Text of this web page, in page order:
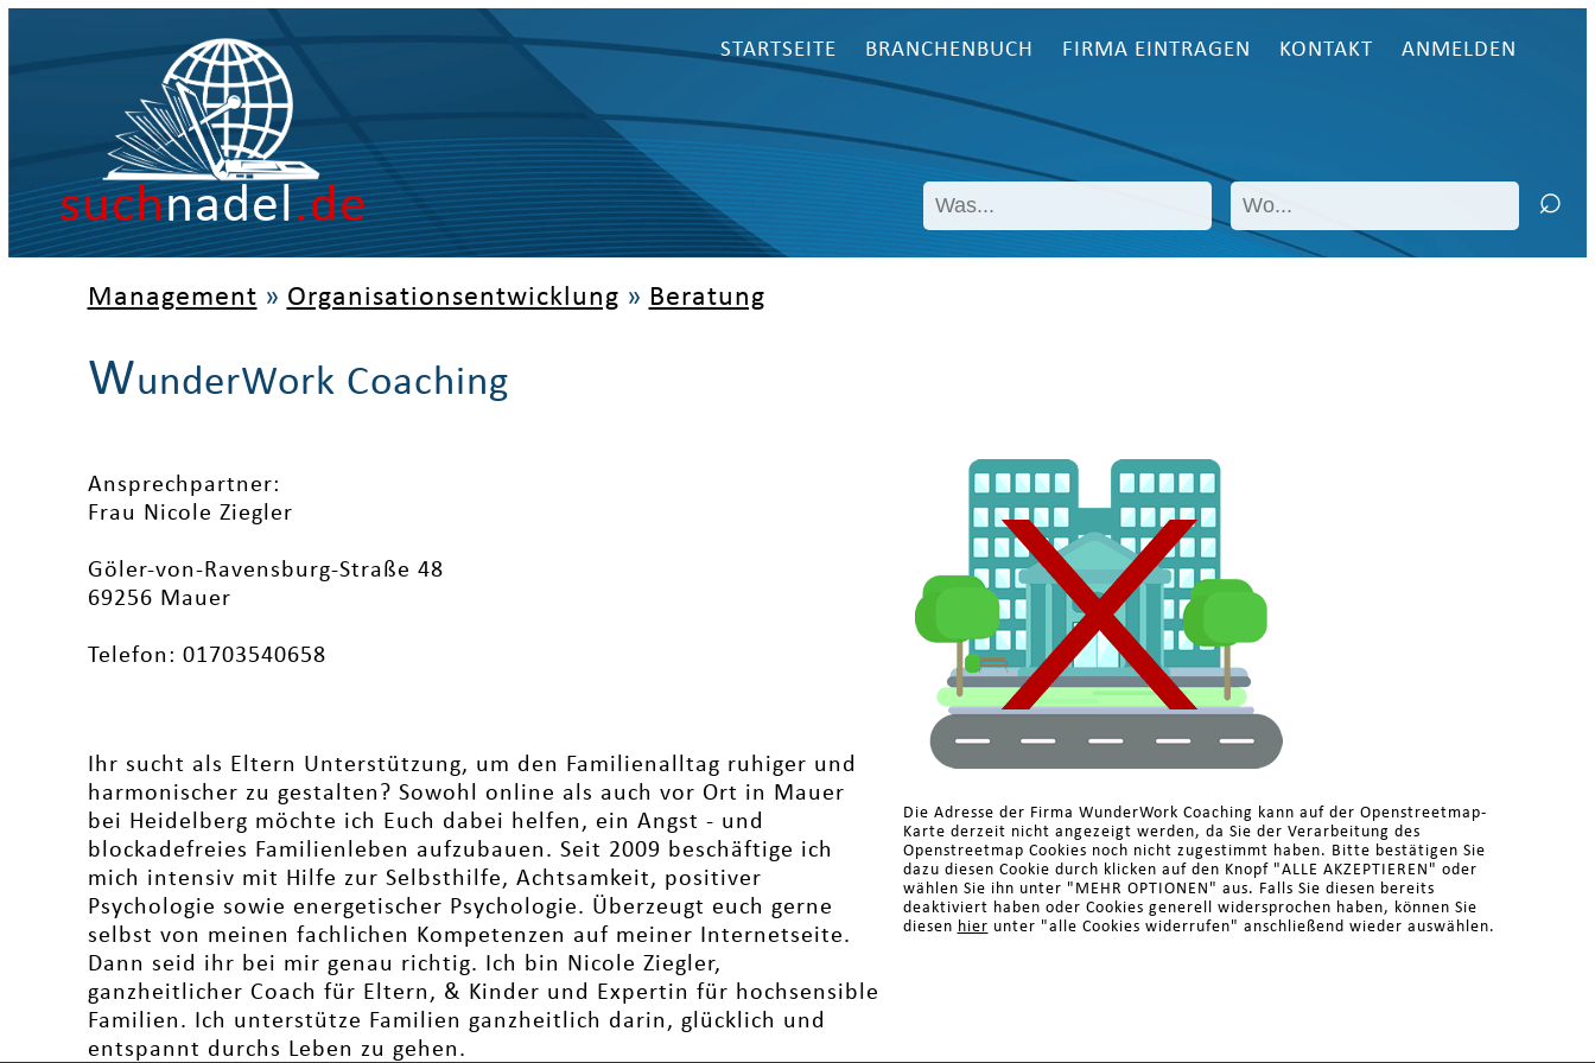
suchnadel.de
STARTSEITE BRANCHENBUCH FIRMA EINTRAGEN KONTAKT ANMELDEN
Management » Organisationsentwicklung » Beratung
WunderWork Coaching
Ansprechpartner:
Frau Nicole Ziegler
Göler-von-Ravensburg-Straße 48
69256 Mauer
Telefon: 01703540658
Ihr sucht als Eltern Unterstützung, um den Familienalltag ruhiger und
harmonischer zu gestalten? Sowohl online als auch vor Ort in Mauer
bei Heidelberg möchte ich Euch dabei helfen, ein Angst - und
blockadefreies Familienleben aufzubauen. Seit 2009 beschäftige ich
mich intensiv mit Hilfe zur Selbsthilfe, Achtsamkeit, positiver
Psychologie sowie energetischer Psychologie. Überzeugt euch gerne
selbst von meinen fachlichen Kompetenzen auf meiner Internetseite.
Dann seid ihr bei mir genau richtig. Ich bin Nicole Ziegler,
ganzheitlicher Coach für Eltern, & Kinder und Expertin für hochsensible
Familien. Ich unterstütze Familien ganzheitlich darin, glücklich und
entspannt durchs Leben zu gehen.
Die Adresse der Firma WunderWork Coaching kann auf der Openstreetmap-
Karte derzeit nicht angezeigt werden, da Sie der Verarbeitung des
Openstreetmap Cookies noch nicht zugestimmt haben. Bitte bestätigen Sie
dazu diesen Cookie durch klicken auf den Knopf "ALLE AKZEPTIEREN" oder
wählen Sie ihn unter "MEHR OPTIONEN" aus. Falls Sie diesen bereits
deaktiviert haben oder Cookies generell widersprochen haben, können Sie
diesen hier unter "alle Cookies widerrufen" anschließend wieder auswählen.